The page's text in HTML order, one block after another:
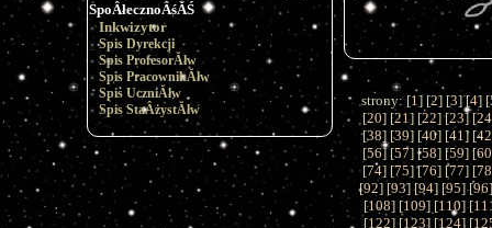
SpoÂłecznoÂśĂŚ
Inkwizytor
Spis Dyrekcji
Spis ProfesorĂłw
Spis PracownikĂłw
Spis UczniĂłw
Spis StaÂżystĂłw
strony: [1] [2] [3] [4] [
[20] [21] [22] [23] [24
[38] [39] [40] [41] [42
[56] [57] [58] [59] [60
[74] [75] [76] [77] [78
[92] [93] [94] [95] [96
[108] [109] [110] [
[122] [123] [124] [